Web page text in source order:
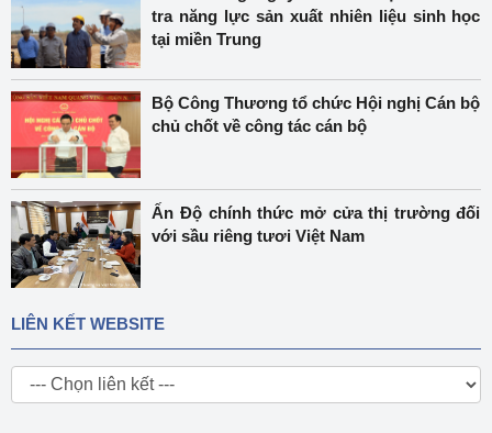
tra năng lực sản xuất nhiên liệu sinh học
tại miền Trung
Bộ Công Thương tổ chức Hội nghị Cán bộ
chủ chốt về công tác cán bộ
Ấn Độ chính thức mở cửa thị trường đối
với sầu riêng tươi Việt Nam
LIÊN KẾT WEBSITE